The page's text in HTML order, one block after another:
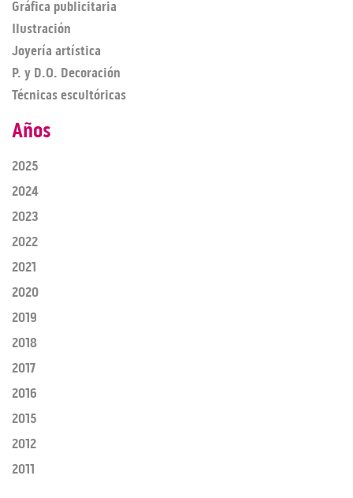
Gráfica publicitaria
Ilustración
Joyería artística
P. y D.O. Decoración
Técnicas escultóricas
Años
2025
2024
2023
2022
2021
2020
2019
2018
2017
2016
2015
2012
2011